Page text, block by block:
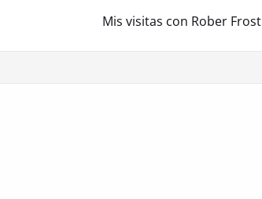
Mis visitas con Rober Frost